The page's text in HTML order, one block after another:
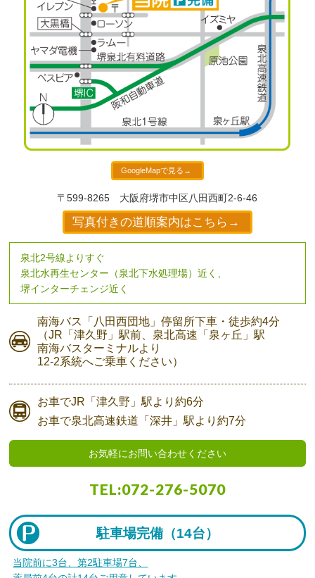
GoogleMapで見る→
〒599-8265 大阪府堺市中区八田西町2-6-46
写真付きの道順案内はこちら→
泉北2号線よりすぐ
泉北水再生センター（泉北下水処理場）近く、
堺インターチェンジ近く
南海バス 「八田西団地」停留所下車・徒歩約4分
（JR「津久野」駅前、 泉北高速「泉ヶ丘」駅
南海バスターミナルより
12-2系統へご乗車ください）
お車でJR「津久野」駅より約6分
お車で泉北高速鉄道「深井」駅より約7分
お気軽にお問い合わせください
TEL:072-276-5070
駐車場完備（14台）
当院前に3台、第2駐車場7台、